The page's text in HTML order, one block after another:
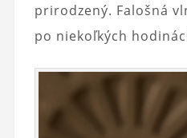
prirodzený. Falošná
po niekoľkých